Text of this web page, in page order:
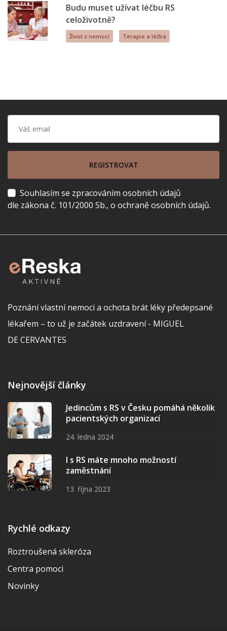
Budu muset užívat léčbu RS
celoživotně?
Život s nemocí Terapie a léčba
REGISTROVAT
Souhlasím se zpracováním osobních údajů
dle zákona č. 101/2000 Sb., o ochraně osobních údajů.
Poznání vlastní nemoci a ochota brát léky předepsané
lékařem – to už je začátek uzdravení - MIGUEL
DE CERVANTES
Nejnovější články
Jedincům s RS v Česku pomáhá několik
pacientských organizací
24. ledna 2024
I s RS máte mnoho možností
zaměstnání
13. října 2023
Rychlé odkazy
Roztroušená skleróza
Centra pomoci
Novinky